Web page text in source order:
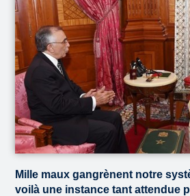
Mille maux gangrènent notre
voilà une instance tant attendue